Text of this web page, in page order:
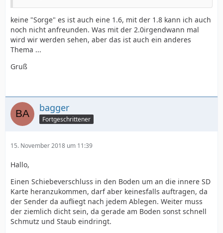
keine "Sorge" es ist auch eine 1.6, mit der 1.8 kann ich auch
noch nicht anfreunden. Was mit der 2.0irgendwann mal
wird wir werden sehen, aber das ist auch ein anderes
Thema ...
Gruß
bagger
Fortgeschrittener
15. November 2018 um 11:39
Hallo,
Einen Schiebeverschluss in den Boden um an die innere SD
Karte heranzukommen, darf aber keinesfalls auftragen, da
der Sender da aufliegt nach jedem Ablegen. Weiter muss
der ziemlich dicht sein, da gerade am Boden sonst schnell
Schmutz und Staub eindringt.